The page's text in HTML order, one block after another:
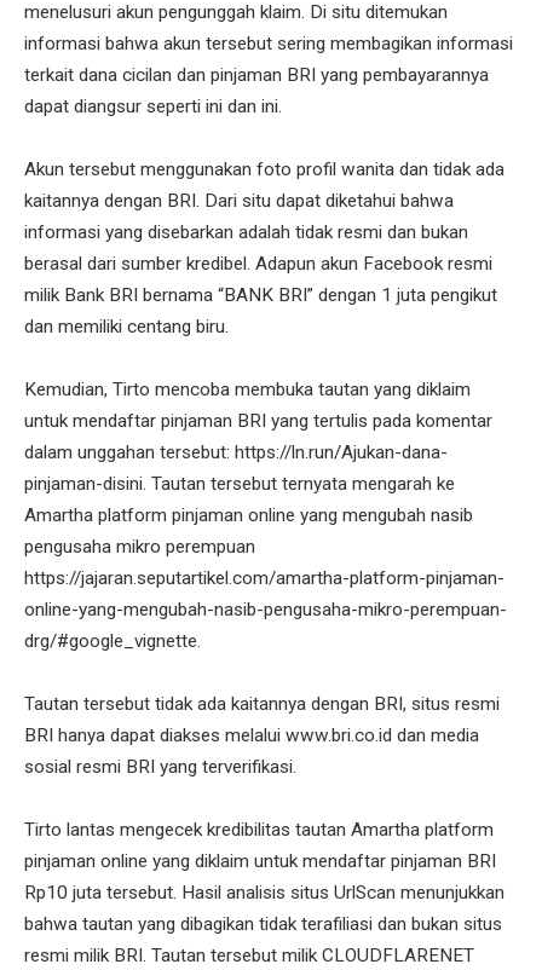
menelusuri akun pengunggah klaim. Di situ ditemukan
informasi bahwa akun tersebut sering membagikan informasi
terkait dana cicilan dan pinjaman BRI yang pembayarannya
dapat diangsur seperti ini dan ini.
Akun tersebut menggunakan foto profil wanita dan tidak ada
kaitannya dengan BRI. Dari situ dapat diketahui bahwa
informasi yang disebarkan adalah tidak resmi dan bukan
berasal dari sumber kredibel. Adapun akun Facebook resmi
milik Bank BRI bernama “BANK BRI” dengan 1 juta pengikut
dan memiliki centang biru.
Kemudian, Tirto mencoba membuka tautan yang diklaim
untuk mendaftar pinjaman BRI yang tertulis pada komentar
dalam unggahan tersebut: https://ln.run/Ajukan-dana-
pinjaman-disini. Tautan tersebut ternyata mengarah ke
Amartha platform pinjaman online yang mengubah nasib
pengusaha mikro perempuan
https://jajaran.seputartikel.com/amartha-platform-pinjaman-
online-yang-mengubah-nasib-pengusaha-mikro-perempuan-
drg/#google_vignette.
Tautan tersebut tidak ada kaitannya dengan BRI, situs resmi
BRI hanya dapat diakses melalui www.bri.co.id dan media
sosial resmi BRI yang terverifikasi.
Tirto lantas mengecek kredibilitas tautan Amartha platform
pinjaman online yang diklaim untuk mendaftar pinjaman BRI
Rp10 juta tersebut. Hasil analisis situs UrlScan menunjukkan
bahwa tautan yang dibagikan tidak terafiliasi dan bukan situs
resmi milik BRI. Tautan tersebut milik CLOUDFLARENET